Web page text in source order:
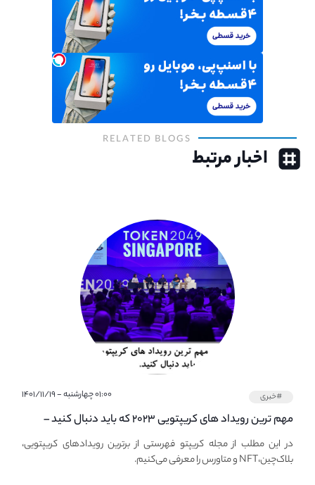
RELATED BLOGS
اخبار مرتبط
#خبری ۰۱:۰۰ چهارشنبه - ۱۴۰۱/۱۱/۱۹
مهم ترین رویداد های کریپتویی ۲۰۲۳ که باید دنبال کنید –
معرفی بهترین رویداد های جهانی
در این مطلب از مجله کریپتو فهرستی از برترین رویدادهای کریپتویی،
بلاک‌چین،NFT و متاورس را معرفی می‌کنیم.